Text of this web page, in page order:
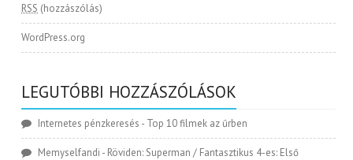
RSS (hozzászólás)
WordPress.org
LEGUTÓBBI HOZZÁSZÓLÁSOK
Internetes pénzkeresés - Top 10 filmek az űrben
Memyselfandi - Röviden: Superman / Fantasztikus 4-es: Első